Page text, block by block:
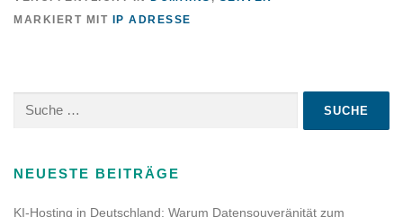
MARKIERT MIT
IP ADRESSE
nach:
NEUESTE BEITRÄGE
KI-Hosting in Deutschland: Warum Datensouveränität zum